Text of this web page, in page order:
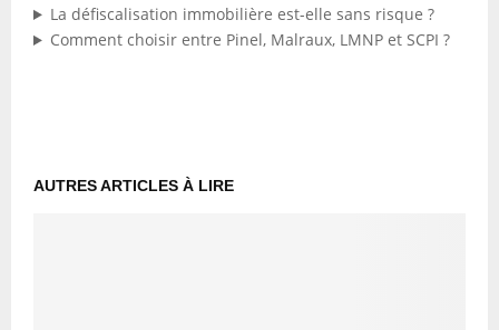
La défiscalisation immobilière est-elle sans risque ?
Comment choisir entre Pinel, Malraux, LMNP et SCPI ?
AUTRES ARTICLES À LIRE